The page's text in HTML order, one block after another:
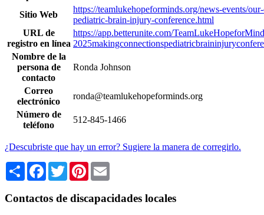
Sitio Web
https://teamlukehopeforminds.org/news-events/
pediatric-brain-injury-conference.html
URL de
registro en línea
https://app.betterunite.com/
Nombre de la
persona de
contacto
Ronda Johnson
Correo
electrónico
ronda@teamlukehopeforminds.org
Número de
teléfono
512-845-1466
¿Descubriste que hay un error? Sugiere la manera de corregirlo.
Share Facebook
TwitterPinterest
Contactos de discapacidades locales